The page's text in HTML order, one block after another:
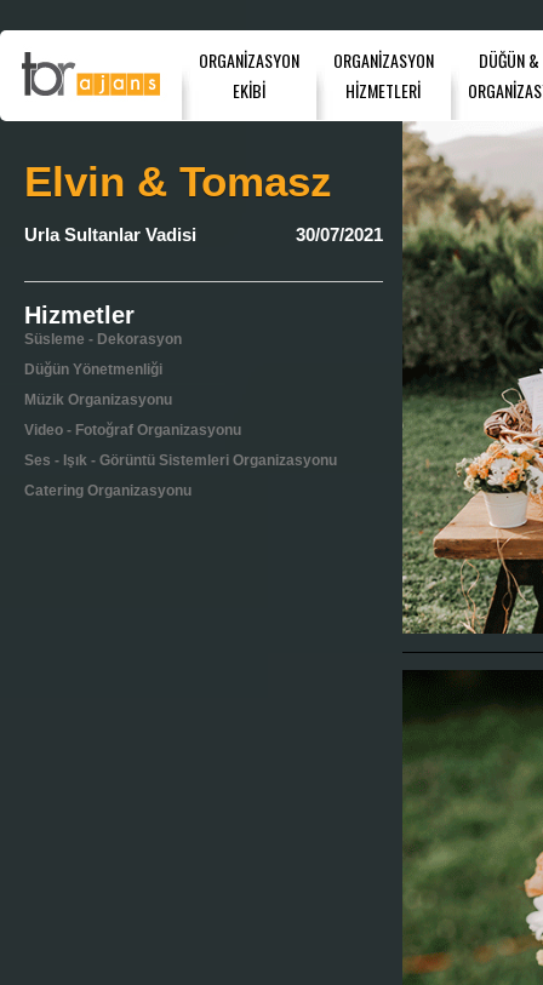
ORGANİZASYON
EKİBİ
ORGANİZASYON
HİZMETLERİ
DÜĞÜN
Elvin & Tomasz
Urla Sultanlar Vadisi 30/07/2021
Hizmetler
Süsleme - Dekorasyon
Düğün Yönetmenliği
Müzik Organizasyonu
Video - Fotoğraf Organizasyonu
Ses - Işık - Görüntü Sistemleri Organizasyonu
Catering Organizasyonu